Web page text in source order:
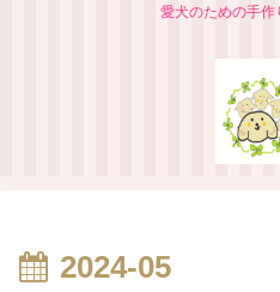
愛犬のための手作
2024-05